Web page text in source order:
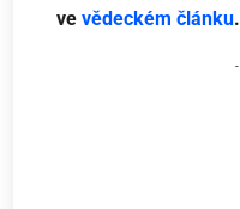
vevědeckém článku.